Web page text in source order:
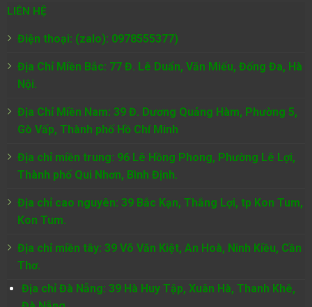
LIÊN HỆ
Điện thoại: (zalo): 0978555377)
Địa Chỉ Miền Bắc: 77 Đ. Lê Duẩn, Văn Miếu, Đống Đa, Hà
Nội.
Địa Chỉ Miền Nam: 39 Đ. Dương Quảng Hàm, Phường 5,
Gò Vấp, Thành phố Hồ Chí Minh
Địa chỉ miền trung: 96 Lê Hồng Phong, Phường Lê Lợi,
Thành phố Qui Nhơn, Bình Định.
Địa chỉ cao nguyên: 39 Bắc Kạn, Thắng Lợi, tp Kon Tum,
Kon Tum.
Địa chỉ miền tây: 39 Võ Văn Kiệt, An Hoà, Ninh Kiều, Cần
Thơ.
Địa chỉ Đà Nẵng: 39 Hà Huy Tập, Xuân Hà, Thanh Khê,